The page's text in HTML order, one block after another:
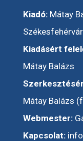
Kiadó:Mátay
Kiadásért
Mátay Balázs
Mátay Balázs
Webmester:
Kapcsolat: